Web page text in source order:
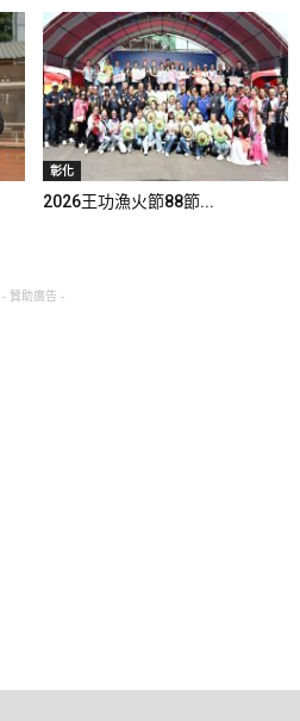
彰化
2026王功漁火節88節...
- 贊助廣告 -